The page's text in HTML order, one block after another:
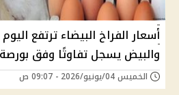
والبيض يسجل تفاوتًا وفق
الخميس 04/يونيو/2026 - 09:07 ص